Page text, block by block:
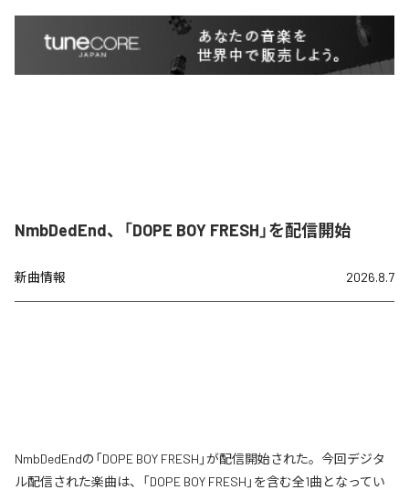
NmbDedEnd、「DOPE BOY FRESH」を配信開始
新曲情報 2026.8.7
NmbDedEndの「DOPE BOY FRESH」が配信開始された。今回デジタ
ル配信された楽曲は、「DOPE BOY FRESH」を含む全1曲となってい